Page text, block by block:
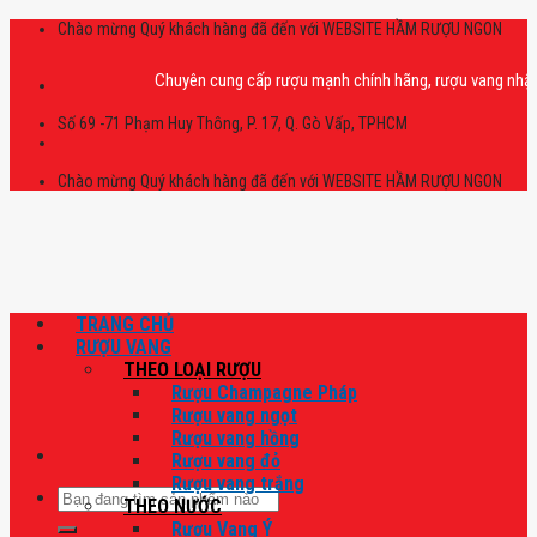
Skip
Chào mừng Quý khách hàng đã đến với WEBSITE HẦM RƯỢU NGON
Chuyên cung cấp rượu mạnh chính hãng, rượu vang nhập
Số 69 -71 Phạm Huy Thông, P. 17, Q. Gò Vấp, TPHCM
Chào mừng Quý khách hàng đã đến với WEBSITE HẦM RƯỢU NGON
Tìm
kiếm:
TRANG CHỦ
RƯỢU VANG
THEO LOẠI RƯỢU
Rượu Champagne Pháp
Rượu vang ngọt
Rượu vang hồng
Rượu vang đỏ
Rượu vang trắng
THEO NƯỚC
Rượu Vang Ý